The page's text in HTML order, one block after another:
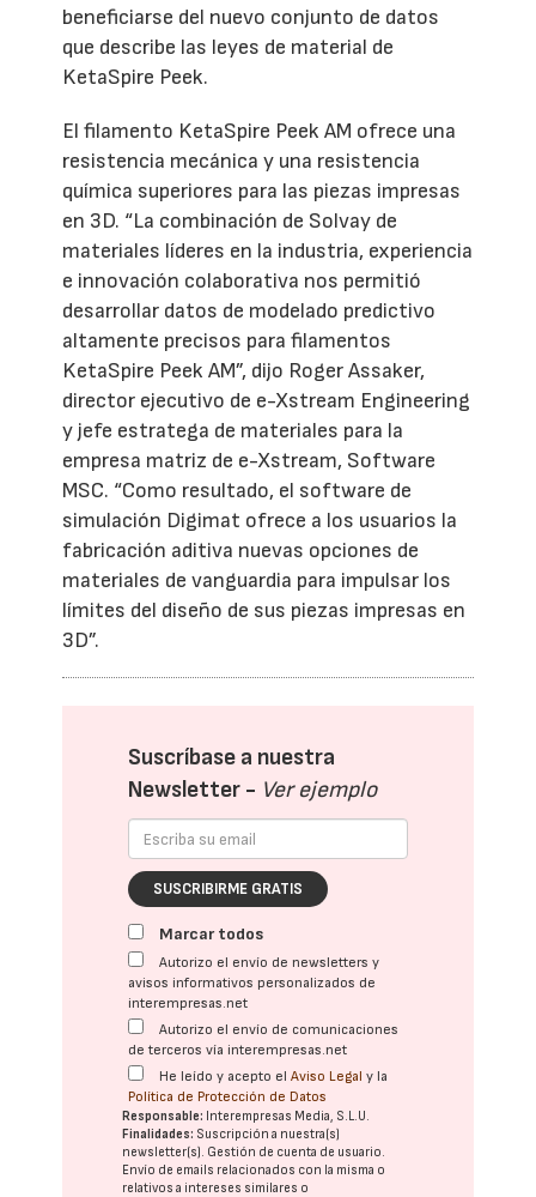
beneficiarse del nuevo conjunto de datos
que describe las leyes de material de
KetaSpire Peek.
El filamento KetaSpire Peek AM ofrece una
resistencia mecánica y una resistencia
química superiores para las piezas impresas
en 3D. “La combinación de Solvay de
materiales líderes en la industria, experiencia
e innovación colaborativa nos permitió
desarrollar datos de modelado predictivo
altamente precisos para filamentos
KetaSpire Peek AM”, dijo Roger Assaker,
director ejecutivo de e-Xstream Engineering
y jefe estratega de materiales para la
empresa matriz de e-Xstream, Software
MSC. “Como resultado, el software de
simulación Digimat ofrece a los usuarios la
fabricación aditiva nuevas opciones de
materiales de vanguardia para impulsar los
límites del diseño de sus piezas impresas en
3D”.
Suscríbase a nuestra
Newsletter - Ver ejemplo
SUSCRIBIRME GRATIS
Marcar todos
Autorizo el envío de newsletters y
avisos informativos personalizados de
interempresas.net
Autorizo el envío de comunicaciones
de terceros vía interempresas.net
He leído y acepto elAviso Legal y la
Política de Protección de Datos
Responsable: Interempresas Media, S.L.U.
Finalidades: Suscripción a nuestra(s)
newsletter(s). Gestión de cuenta de usuario.
Envío de emails relacionados con la misma o
relativos a intereses similares o